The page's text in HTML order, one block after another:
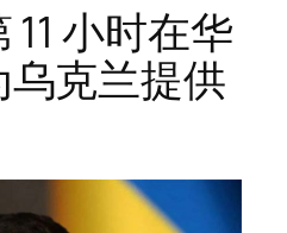
小时在华
克兰提供